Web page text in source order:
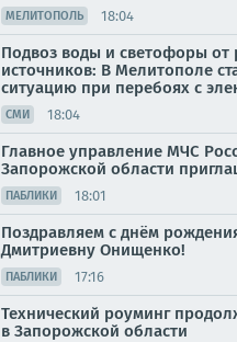
МЕЛИТОПОЛЬ 18:04
Подвоз воды и светофоры от
источников: В Мелитополе
ситуацию при перебоях с
СМИ 18:04
Главное управление МЧС
Запорожской области
ПАБЛИКИ 18:01
Поздравляем с днём
Дмитриевну Онищенко!
ПАБЛИКИ 17:16
Технический роуминг
в Запорожской области